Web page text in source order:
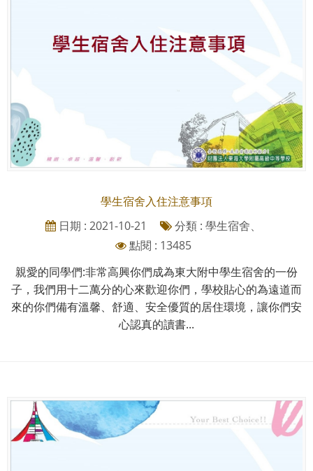
學生宿舍入住注意事項
日期 : 2021-10-21
分類 : 學生宿舍、
點閱 : 13485
親愛的同學們:非常高興你們成為東大附中學生宿舍的一份
子，我們用十二萬分的心來歡迎你們，學校貼心的為遠道而
來的你們備有溫馨、舒適、安全優質的居住環境，讓你們安
心認真的讀書...